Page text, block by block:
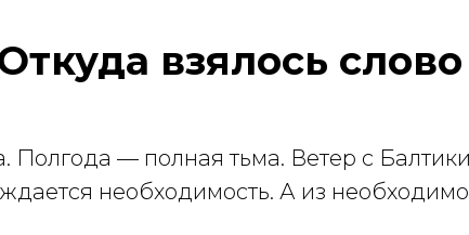
взялось
Полгода — полная тьма. Ветер с
необходимость. А из